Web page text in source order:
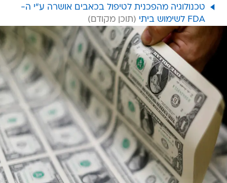
טכנולוגיה מהפכנית לטיפול בכאבים אושרה ע"י ה-
FDA לשימוש ביתי